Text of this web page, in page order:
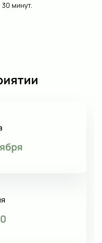
минут.